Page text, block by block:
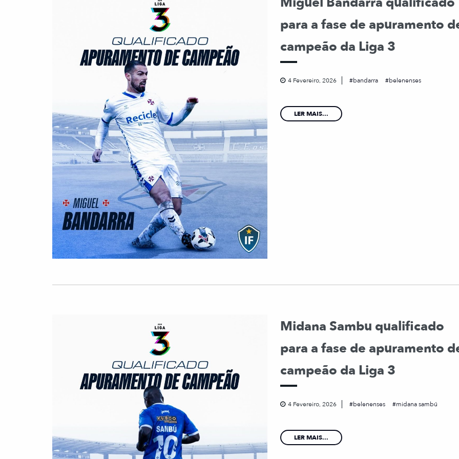
para a fase de apuramento
campeão da Liga 3
4 Fevereiro, 2026 bandarra belenenses
LER MAIS...
Midana Sambu qualificado
para a fase de apuramento
campeão da Liga 3
4 Fevereiro, 2026 belenenses midana sambú
LER MAIS...